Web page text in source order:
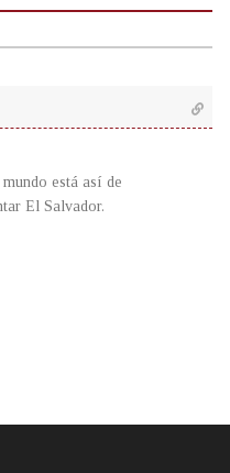
está así de
El Salvador.